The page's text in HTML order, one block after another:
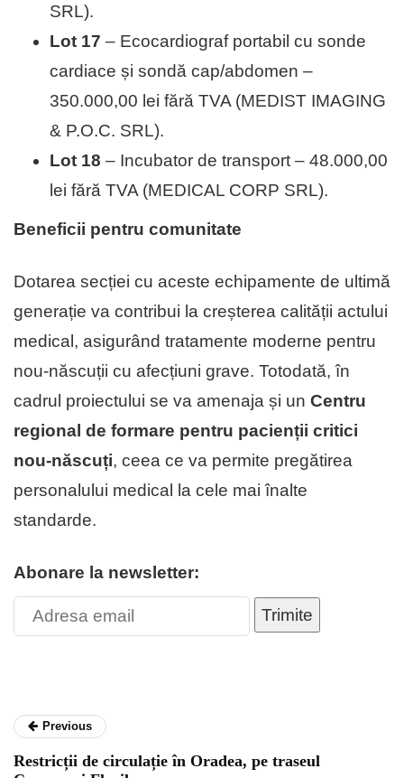
SRL).
Lot 17 – Ecocardiograf portabil cu sonde
cardiace și sondă cap/abdomen –
350.000,00 lei fără TVA (MEDIST IMAGING
& P.O.C. SRL).
Lot 18 – Incubator de transport – 48.000,00
lei fără TVA (MEDICAL CORP SRL).
Beneficii pentru comunitate
Dotarea secției cu aceste echipamente de ultimă
generație va contribui la creșterea calității actului
medical, asigurând tratamente moderne pentru
nou-născuții cu afecțiuni grave. Totodată, în
cadrul proiectului se va amenaja și un Centru
regional de formare pentru pacienții critici
nou-născuți, ceea ce va permite pregătirea
personalului medical la cele mai înalte
standarde.
Abonare la newsletter:
Trimite
Previous
Restricții de circulație în Oradea, pe traseul